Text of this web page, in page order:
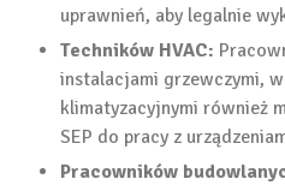
uprawnień, aby legalnie
Techników HVAC:
instalacjami grzewczymi,
klimatyzacyjnymi również
SEP do pracy z
Pracowników